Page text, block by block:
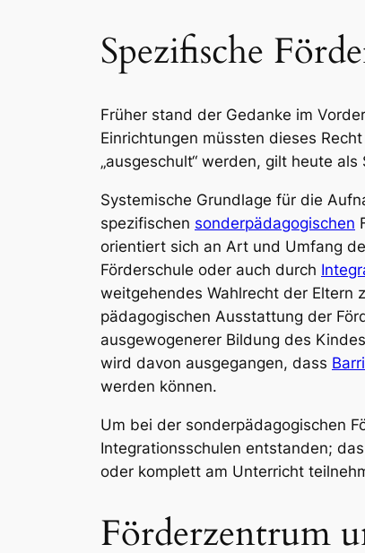
Spezifische
Früher stand der Gedanke im
Einrichtungen müssten dieses
„ausgeschult“ werden, gilt heute
Systemische Grundlage für die
spezifischen sonderpädagogischen
orientiert sich an Art und Umfang
Förderschule oder auch durch
weitgehendes Wahlrecht der Eltern
pädagogischen Ausstattung der
ausgewogenerer Bildung des
wird davon ausgegangen, dass
werden können.
Um bei der sonderpädagogischen
Integrationsschulen entstanden;
oder komplett am Unterricht
Förderzentrum